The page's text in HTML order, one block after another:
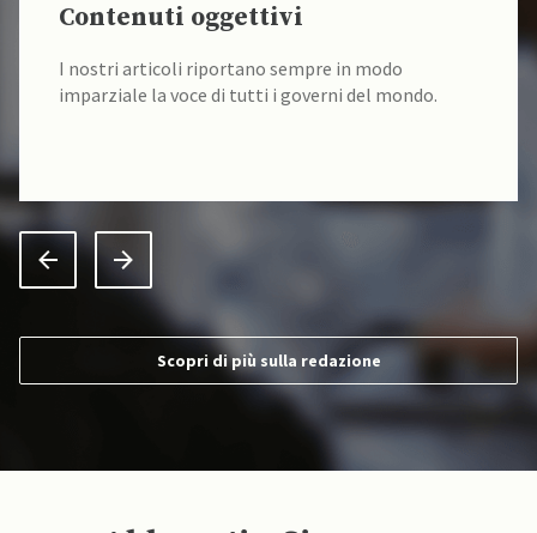
Contenuti oggettivi
I nostri articoli riportano sempre in modo
imparziale la voce di tutti i governi del mondo.
Scopri di più sulla redazione